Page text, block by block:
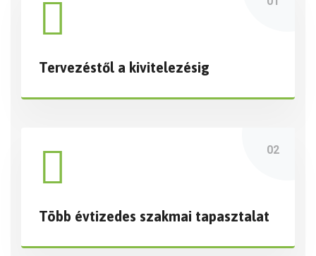
Tervezéstől a kivitelezésig
Több évtizedes szakmai tapasztalat